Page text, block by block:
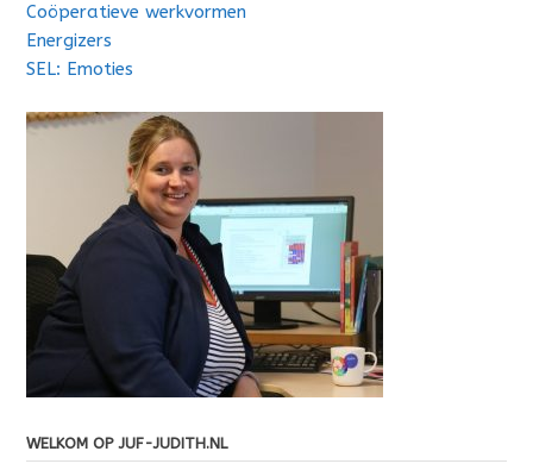
Coöperatieve werkvormen
Energizers
SEL: Emoties
WELKOM OP JUF-JUDITH.NL